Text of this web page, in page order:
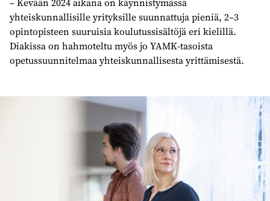
yhteiskunnallisille yrityksille suunnattuja pieniä, 2–3
opintopisteen suuruisia koulutussisältöjä eri kielillä.
Diakissa on hahmoteltu myös jo YAMK-tasoista
opetussuunnitelmaa yhteiskunnallisesta yrittämisestä.